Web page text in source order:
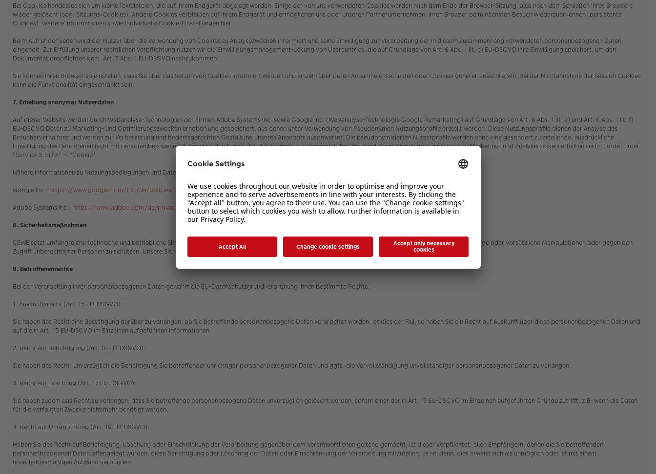
Bei Cookies handelt es sich um kleine Textdateien, die auf Ihrem Endgerät abgelegt werden. Einige der von uns verwendeten Cookies werden nach dem Ende der Browser-Sitzung, also nach dem Schließen Ihres Browsers,
wieder gelöscht (sog. Sitzungs-Cookies). Andere Cookies verbleiben auf Ihrem Endgerät und ermöglichen uns oder unseren Partnerunternehmen, Ihren Browser beim nächsten Besuch wiederzuerkennen (persistente
Cookies). Weitere Informationen sowie individuelle Cookie-Einstellungen hier.
Beim Aufruf der Seiten wird der Nutzer über die Verwendung von Cookies zu Analysezwecken informiert und seine Einwilligung zur Verarbeitung der in diesem Zusammenhang verwendeten personenbezogenen Daten
eingeholt. Zur Erfüllung unserer rechtlichen Verpflichtung nutzen wir die Einwilligungsmanagement-Lösung von Usercentrics, die auf Grundlage von Art. 6 Abs. 1 lit. c) EU-DSGVO ihre Einwilligung speichert, um den
Dokumentationspflichten gem. Art. 7 Abs. 1 EU-DSGVO nachzukommen.
Sie können Ihren Browser so einstellen, dass Sie über das Setzen von Cookies informiert werden und einzeln über deren Annahme entscheiden oder Cookies generell ausschließen. Bei der Nichtannahme der Session Cookies
kann die Funktionalität eingeschränkt sein.
7. Erhebung anonymer Nutzerdaten
Auf dieser Website werden durch Webanalyse-Technologien der Firmen Adobe Systems Inc. sowie Google Inc. (Webanalyse-Technologie Google Remarketing) auf Grundlage von Art. 6 Abs. 1 lit. a) und Art. 6 Abs. 1 lit. f)
EU-DSGVO Daten zu Marketing- und Optimierungszwecken erhoben und gespeichert, aus denen unter Verwendung von Pseudonymen Nutzungsprofile erstellt werden. Diese Nutzungsprofile dienen der Analyse des
Besucherverhaltens und werden zur Verbesserung und bedarfsgerechten Gestaltung unseres Angebots ausgewertet. Die pseudonymisierten Nutzerprofile werden ohne eine gesondert zu erteilende, ausdrückliche
Einwilligung des Betroffenen nicht mit personenbezogenen Daten über den Träger des Pseudonyms zusammengeführt. Weitere Informationen über die einzelnen Marketing- und Analysecookies erhalten sie im Footer unter
"Service & Hilfe" -> "Cookie".
Nähere Informationen zu Nutzungsbedingungen und Datenschutz finden Sie hier:
Google Inc.: https://www.google.com/intl/de/policies/privacy/partners/
Adobe Systems Inc.: https://www.adobe.com/de/privacy/policy.html
8. Sicherheitsmaßnahmen
CEWE setzt umfangreiche technische und betriebliche Sicherheitsvorkehrungen ein, um Ihre bei uns verwalteten personenbezogenen Daten gegen Missbrauch, zufällige oder vorsätzliche Manipulationen oder gegen den
Zugriff unberechtigter Personen zu schützen. Unsere Sicherheitsverfahren werden entsprechend der technologischen Entwicklung fortlaufend verbessert.
9. Betroffenenrechte
Bei der Verarbeitung Ihrer personenbezogenen Daten gewährt die EU-Datenschutzgrundverordnung Ihnen bestimmte Rechte:
1. Auskunftsrecht (Art. 15 EU-DSGVO):
Sie haben das Recht eine Bestätigung darüber zu verlangen, ob Sie betreffende personenbezogene Daten verarbeitet werden. Ist dies der Fall, so haben Sie ein Recht auf Auskunft über diese personenbezogenen Daten und
auf die in Art. 15 EU-DSGVO im Einzelnen aufgeführten Informationen.
2. Recht auf Berichtigung (Art. 16 EU-DSGVO):
Sie haben das Recht, unverzüglich die Berichtigung Sie betreffender unrichtiger personenbezogener Daten und ggfs. die Vervollständigung unvollständiger personenbezogener Daten zu verlangen.
3. Recht auf Löschung (Art. 17 EU-DSGVO):
Sie haben zudem das Recht zu verlangen, dass Sie betreffende personenbezogene Daten unverzüglich gelöscht werden, sofern einer der in Art. 17 EU-DSGVO im Einzelnen aufgeführten Gründe zutrifft, z.B. wenn die Daten
für die verfolgten Zwecke nicht mehr benötigt werden.
4. Recht auf Unterrichtung (Art. 19 EU-DSGVO):
Haben Sie das Recht auf Berichtigung, Löschung oder Einschränkung der Verarbeitung gegenüber dem Verantwortlichen geltend gemacht, ist dieser verpflichtet, allen Empfängern, denen die Sie betreffenden
personenbezogenen Daten offengelegt wurden, diese Berichtigung oder Löschung der Daten oder Einschränkung der Verarbeitung mitzuteilen, es sei denn, dies erweist sich als unmöglich oder ist mit einem
unverhältnismäßigen Aufwand verbunden.